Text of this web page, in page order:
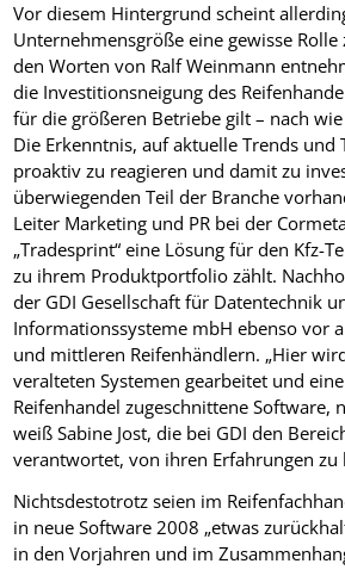
Vor diesem Hintergrund scheint
Unternehmensgröße eine gewisse
den Worten von Ralf Weinmann
die Investitionsneigung des
für die größeren Betriebe gilt – nach
Die Erkenntnis, auf aktuelle Trends und
proaktiv zu reagieren und damit zu
überwiegenden Teil der Branche
Leiter Marketing und PR bei der
„Tradesprint“ eine Lösung für den Kfz-
zu ihrem Produktportfolio zählt.
der GDI Gesellschaft für Datentechnik
Informationssysteme mbH ebenso vor
und mittleren Reifenhändlern. „Hier
veralteten Systemen gearbeitet und eine
Reifenhandel zugeschnittene Software,
weiß Sabine Jost, die bei GDI den
verantwortet, von ihren Erfahrungen zu
Nichtsdestotrotz seien im
in neue Software 2008 „etwas
in den Vorjahren und im